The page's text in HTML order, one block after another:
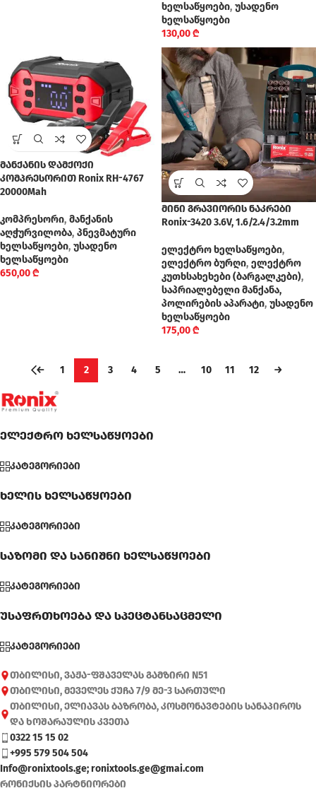
ხელსაწყოები, უსადენო
ხელსაწყოები
130,00₾
მანქანის დამქოქი
კომპრესორით Ronix RH-4767
20000Mah
კომპრესორი, მანქანის
აღჭურვილობა, პნევმატური
ხელსაწყოები, უსადენო
ხელსაწყოები
650,00₾
მინი გრავიორის ნაკრები
Ronix-3420 3.6V, 1.6/2.4/3.2mm
ელექტრო ხელსაწყოები,
ელექტრო ბურღი, ელექტრო
კუთხსახეხები (ბარგალკები),
საპრიალებელი მანქანა,
პოლირების აპარატი, უსადენო
ხელსაწყოები
175,00₾
← 1 2 3 4 5 … 10 11 12 →
ელექტრო ხელსაწყოები
კატეგორიები
ხელის ხელსაწყოები
კატეგორიები
საზომი და სანიშნი ხელსაწყოები
კატეგორიები
უსაფრთხოება და სპეცტანსაცმელი
კატეგორიები
თბილისი, ვაჟა-ფშაველას გამზირი N51
თბილისი, მეველეს ქუჩა 7/9 მე-3 სართული
თბილისი, ელიავას ბაზრობა, კოსმონავტების სანაპიროს
და ხოშარაულის კვეთა
0322 15 15 02
+995 579 504 504
Info@ronixtools.ge; ronixtools.ge@gmai.com
რონიქსის პარტნიორები